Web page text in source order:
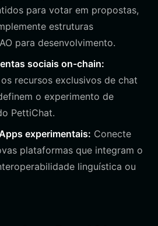
para votar em propostas,
estruturas
para desenvolvimento.
sociais on-chain:
recursos exclusivos de chat
o experimento de
PettiChat.
experimentais: Conecte
plataformas que integram o
linguística ou